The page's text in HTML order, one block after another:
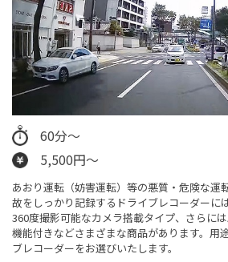
60分～
5,500円～
あおり運転（妨害運転）等の悪質・危険な運
故をしっかり記録するドライブレコーダーに
360度撮影可能なカメラ搭載タイプ、さらに
機能付きなどさまざまな商品があります。用
ブレコーダーをお選びいたします。